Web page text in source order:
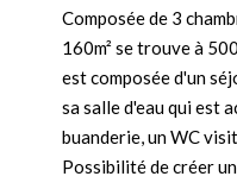
Composée de 3
160m² se trouve à
est composée d'un
sa salle d'eau qui est
buanderie, un WC
Possibilité de créer